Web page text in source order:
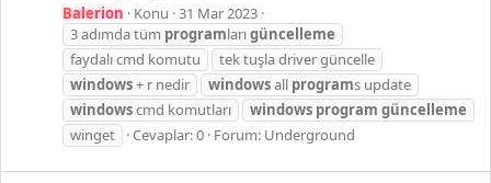
Balerion Konu 31 Mar 2023
3 adımda tüm programlarıgüncelleme
faydalı cmd komutu
tek tuşla driver güncelle
windows+ r nedir windowsall programs update
windowscmd komutları windows program güncelleme
winget
Cevaplar: 0 Forum: Underground